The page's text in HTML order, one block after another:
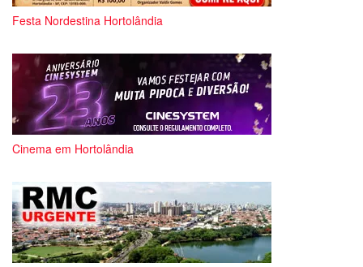
Festa Nordestina Hortolândia
Cinema em Hortolândia